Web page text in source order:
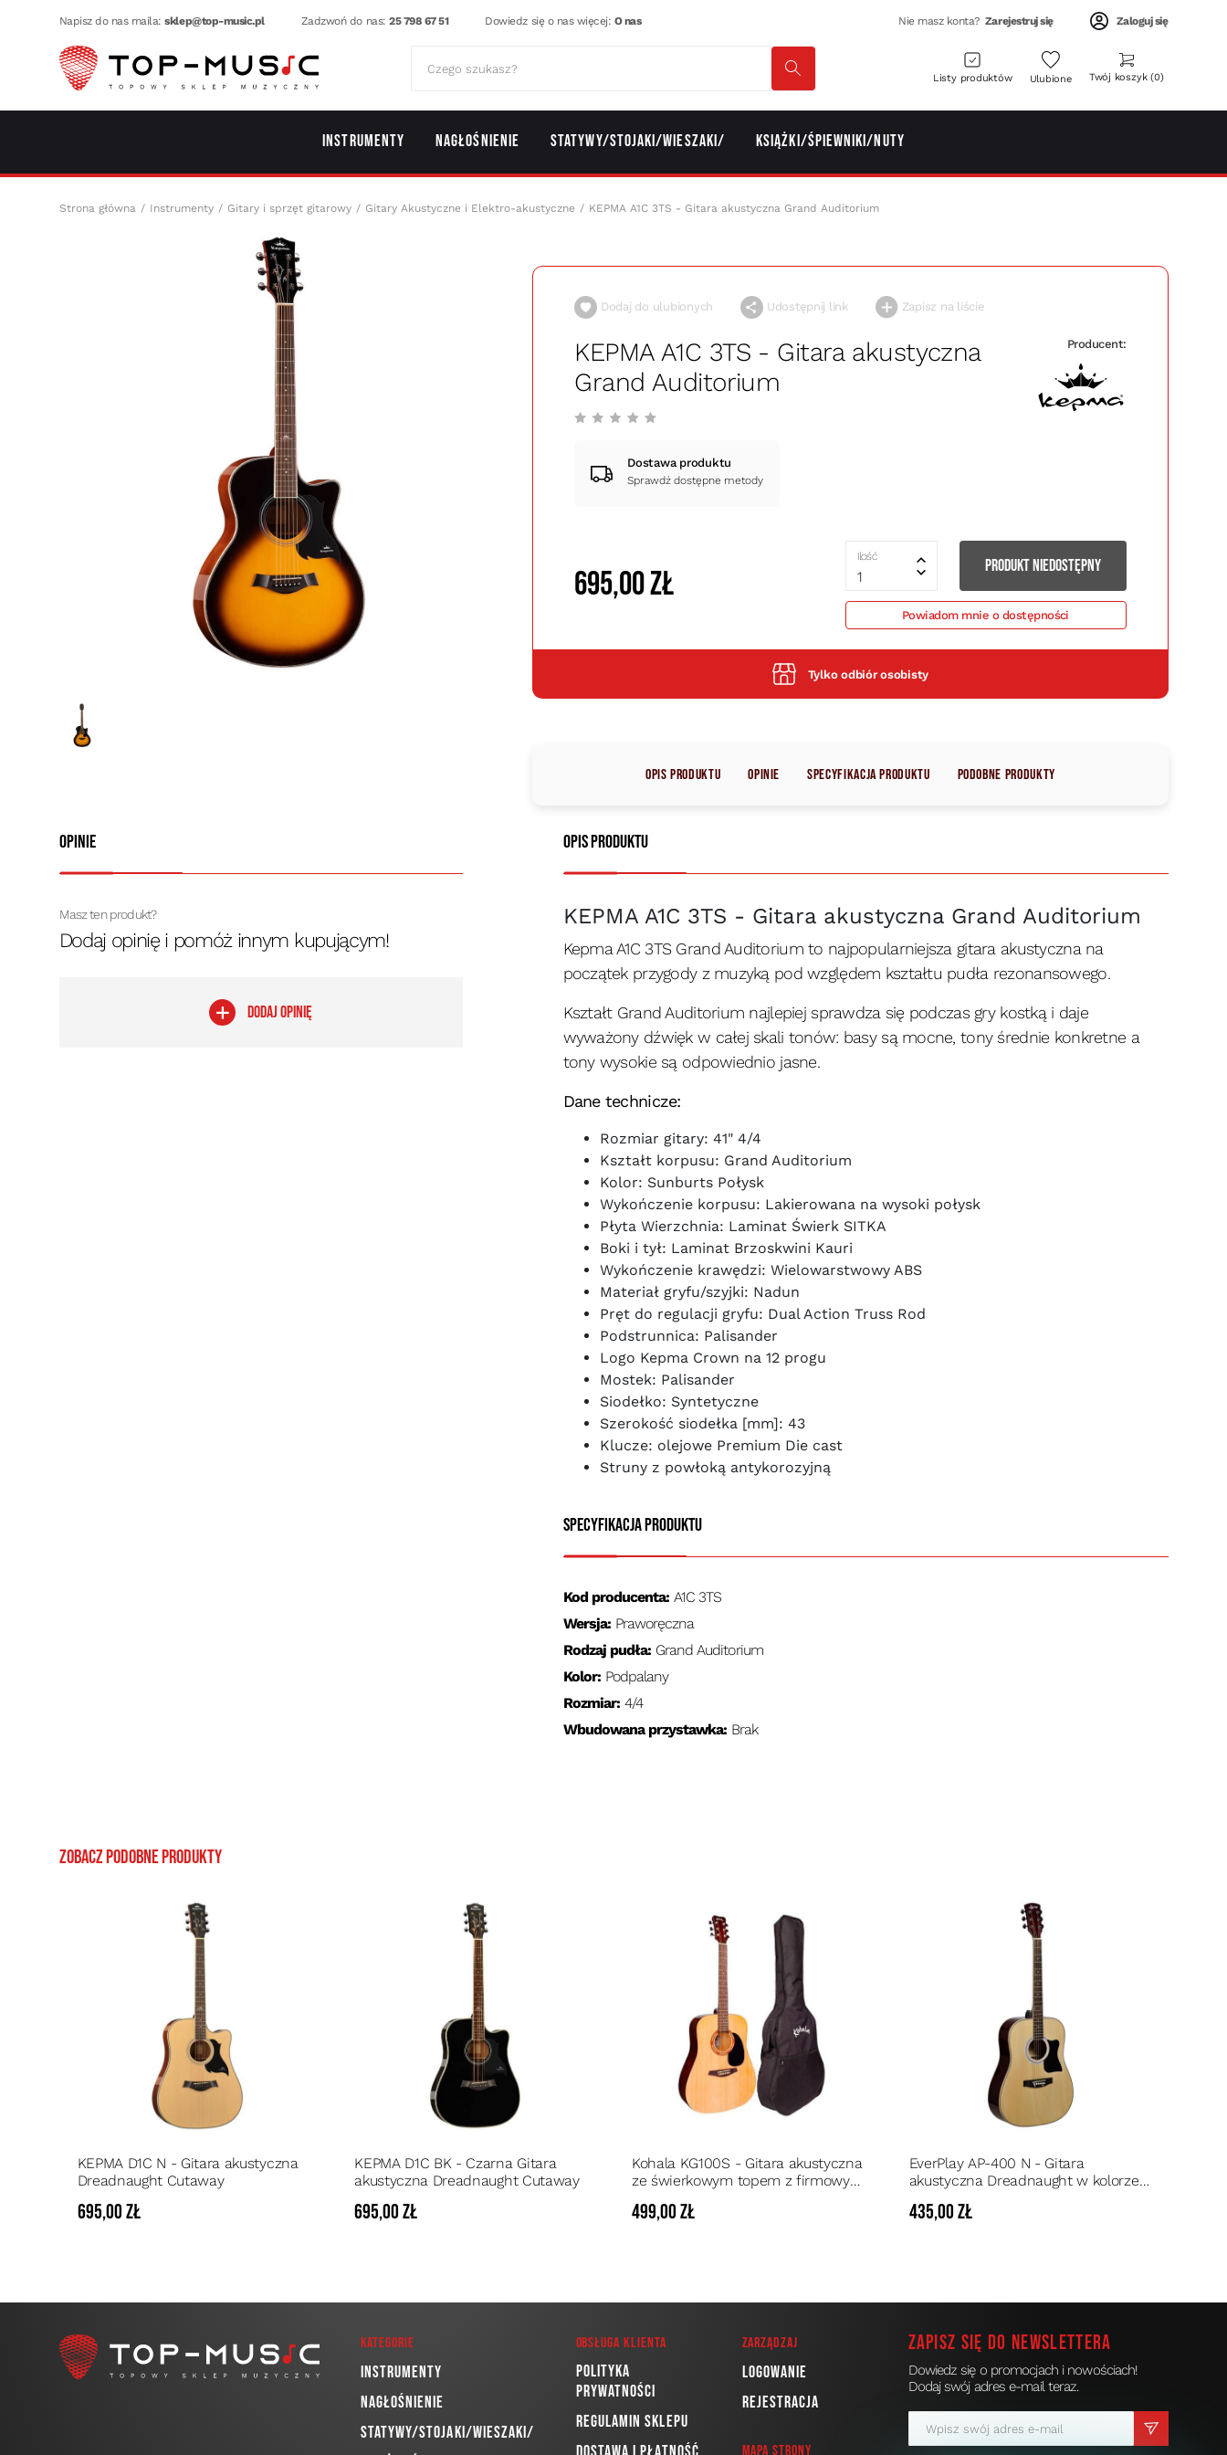
Napisz do nas maila:sklep@top-music.pl Zadzwoń do nas:25 798 67 51 Dowiedz się o nas więcej: O nas Nie masz konta? Zarejestruj się Zaloguj się
Listy produktów Ulubione Twój koszyk 0
Instrumenty Nagłośnienie Statywy/Stojaki/Wieszaki/ Książki/Śpiewniki/Nuty
Strona główna Instrumenty Gitary i sprzęt gitarowy Gitary Akustyczne i Elektro-akustyczne KEPMA A1C 3TS - Gitara akustyczna Grand Auditorium
Dodaj do ulubionych Udostępnij link Zapisz na liście
KEPMA A1C 3TS - Gitara akustyczna
Grand Auditorium
Dostawa produktu
Sprawdź dostępne metody
Producent:
695,00 zł
Ilość
1
PRODUKT NIEDOSTĘPNY
Powiadom mnie o dostępności
Tylko odbiór osobisty
Opis produktu Opinie Specyfikacja produktu Podobne produkty
Opinie
Masz ten produkt?
Dodaj opinię i pomóż innym kupującym!
DODAJ OPINIĘ
Opis produktu
KEPMA A1C 3TS - Gitara akustyczna Grand Auditorium
Kepma A1C 3TS Grand Auditorium to najpopularniejsza gitara akustyczna na
początek przygody z muzyką pod względem kształtu pudła rezonansowego.
Kształt Grand Auditorium najlepiej sprawdza się podczas gry kostką i daje
wyważony dźwięk w całej skali tonów: basy są mocne, tony średnie konkretne a
tony wysokie są odpowiednio jasne.
Dane technicze:
Rozmiar gitary: 41" 4/4
Kształt korpusu: Grand Auditorium
Kolor: Sunburts Połysk
Wykończenie korpusu: Lakierowana na wysoki połysk
Płyta Wierzchnia: Laminat Świerk SITKA
Boki i tył: Laminat Brzoskwini Kauri
Wykończenie krawędzi: Wielowarstwowy ABS
Materiał gryfu/szyjki: Nadun
Pręt do regulacji gryfu: Dual Action Truss Rod
Podstrunnica: Palisander
Logo Kepma Crown na 12 progu
Mostek: Palisander
Siodełko: Syntetyczne
Szerokość siodełka [mm]: 43
Klucze: olejowe Premium Die cast
Struny z powłoką antykorozyjną
Specyfikacja produktu
Kod producenta: A1C 3TS
Wersja: Praworęczna
Rodzaj pudła: Grand Auditorium
Kolor: Podpalany
Rozmiar: 4/4
Wbudowana przystawka: Brak
Zobacz podobne produkty
KEPMA D1C N - Gitara akustyczna
Dreadnaught Cutaway
695,00 zł
KEPMA D1C BK - Czarna Gitara
akustyczna Dreadnaught Cutaway
695,00 zł
Kohala KG100S - Gitara akustyczna
ze świerkowym topem z firmowym
499,00 zł
EverPlay AP-400 N - Gitara
akustyczna Dreadnaught w kolorze
połysk
435,00 zł
Kategorie
Instrumenty
Nagłośnienie
Statywy/Stojaki/Wieszaki/
Obsługa klienta
Polityka
prywatności
Regulamin sklepu
Zarządzaj
Logowanie
Rejestracja
Mapa strony
Zapisz się do newslettera
Dowiedz się o promocjach i nowościach!
Dodaj swój adres e-mail teraz.